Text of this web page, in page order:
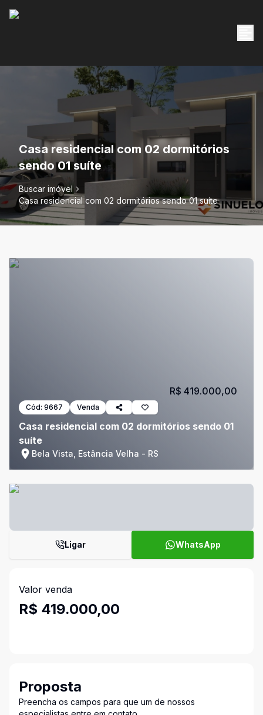
Casa residencial com 02 dormitórios
sendo 01 suíte
Buscar imóvel
Casa residencial com 02 dormitórios sendo 01 suíte
Cód: 9667 Venda
Casa residencial com 02 dormitórios sendo 01
suíte
Bela Vista, Estância Velha - RS
R$ 419.000,00
Ligar WhatsApp
Valor venda
R$ 419.000,00
Proposta
Preencha os campos para que um de nossos